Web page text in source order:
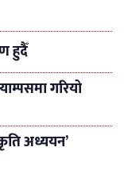
हुदैँ
गरियो
अध्ययन’